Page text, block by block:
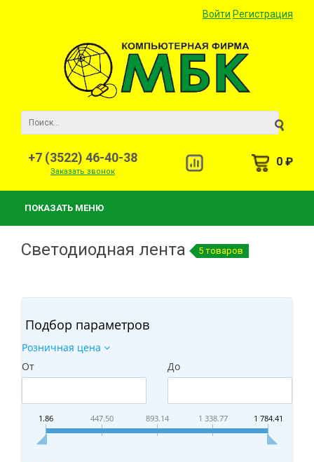
Войти Регистрация
+7 (3522) 46-40-38
Заказать звонок
0 ₽
ПОКАЗАТЬ МЕНЮ
Светодиодная лента 5 товаров
Подбор параметров
Розничная цена
От
До
1.86 447.50 893.14 1 338.77 1 784.41